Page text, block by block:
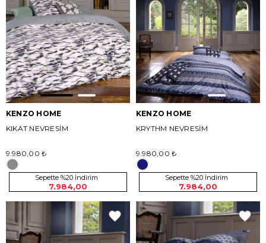
KENZO HOME
KIKAT NEVRESİM
9.980,00 ₺
Sepette %20 İndirim
7.984,00
KENZO HOME
KRYTHM NEVRESİM
9.980,00 ₺
Sepette %20 İndirim
7.984,00